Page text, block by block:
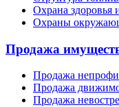
Охрана здоровья
Охраны
Продажа
Продажа
Продажа
Продажа